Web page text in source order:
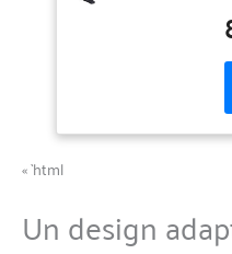
« `html
Un design